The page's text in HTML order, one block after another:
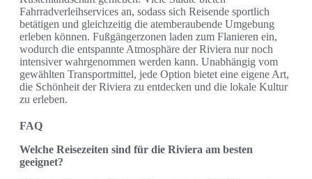
Fahrradverleihservices an, sodass sich Reisende sportlich
betätigen und gleichzeitig die atemberaubende Umgebung
erleben können. Fußgängerzonen laden zum Flanieren ein,
wodurch die entspannte Atmosphäre der Riviera nur noch
intensiver wahrgenommen werden kann. Unabhängig vom
gewählten Transportmittel, jede Option bietet eine eigene Art,
die Schönheit der Riviera zu entdecken und die lokale Kultur
zu erleben.
FAQ
Welche Reisezeiten sind für die Riviera am besten
geeignet?